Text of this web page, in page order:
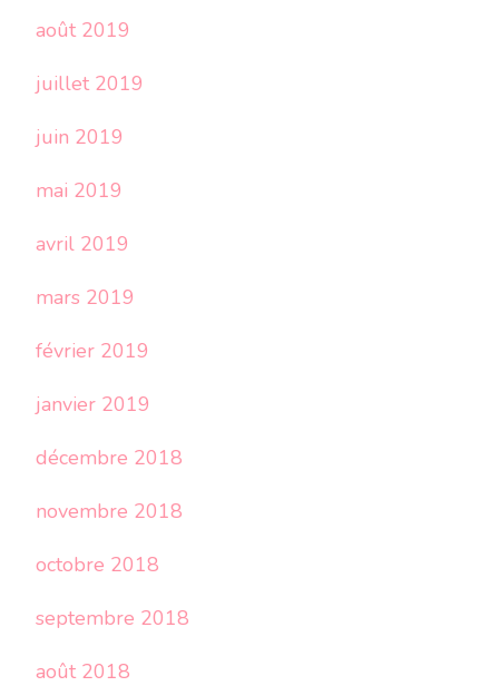
août 2019
juillet 2019
juin 2019
mai 2019
avril 2019
mars 2019
février 2019
janvier 2019
décembre 2018
novembre 2018
octobre 2018
septembre 2018
août 2018